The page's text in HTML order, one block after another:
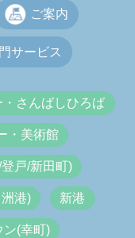
ご案内
サービス
さんばしひろば
・美術館
戸/新田町)
港) 新港
ン(幸町)